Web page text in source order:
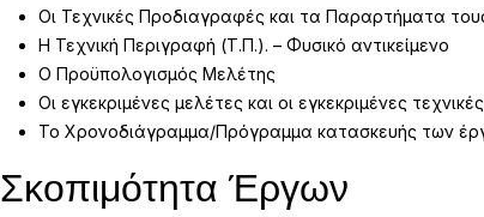
Οι Τεχνικές Προδιαγραφές και τα Παραρτήματα
Η Τεχνική Περιγραφή (Τ.Π.). – Φυσικό αντικείμενο
Ο Προϋπολογισμός Μελέτης
Οι εγκεκριμένες μελέτες και οι εγκεκριμένες
Το Χρονοδιάγραμμα/Πρόγραμμα κατασκευής των
Σκοπιμότητα Έργων